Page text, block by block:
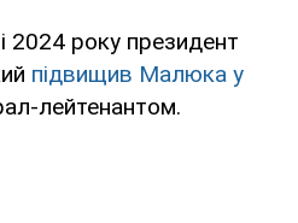
2024 року президент
підвищив Малюка у
лейтенантом.